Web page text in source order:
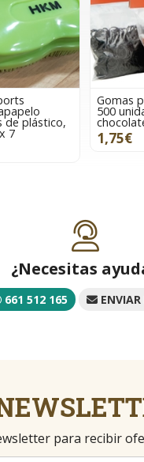
de plástico,
7
Gomas
500
1,75€
¿Necesitas
661 512 165
para recibir